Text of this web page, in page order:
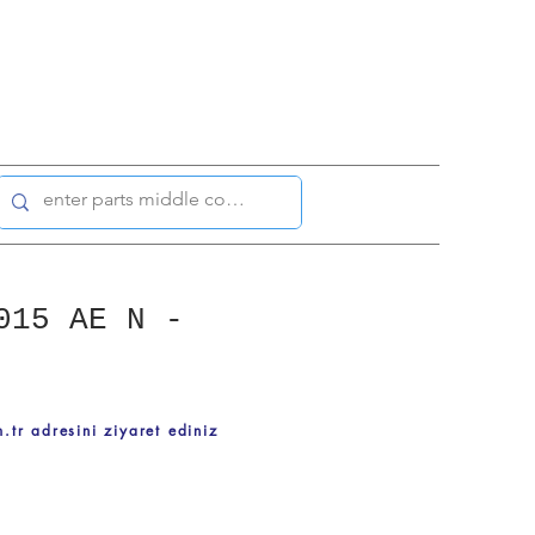
AE N -
adresini ziyaret ediniz